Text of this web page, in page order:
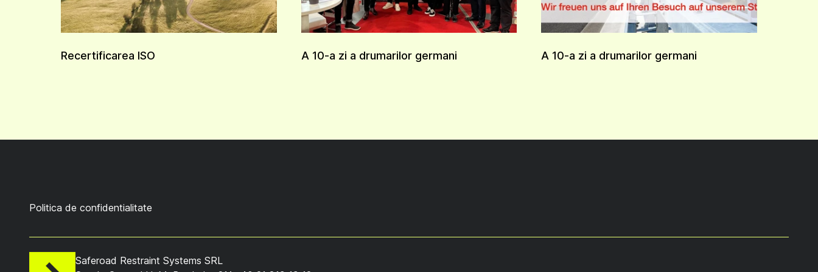
Recertificarea ISO A 10-a zi a drumarilor germani A 10-a zi a drumarilor germani
Politica de confidentialitate
Saferoad Restraint Systems SRL